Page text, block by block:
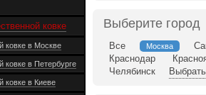
ковке
ковке в Москве
в Петербурге
ковке в Киеве
Выберите город
Все Москва
Краснодар
Челябинск